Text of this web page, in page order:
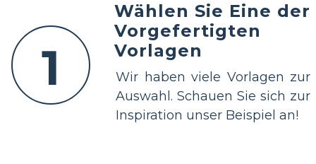
1
Wählen Sie Eine der
Vorgefertigten
Vorlagen
Wir haben viele Vorlagen zur
Auswahl. Schauen Sie sich zur
Inspiration unser Beispiel an!